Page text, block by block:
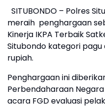
SITUBONDO – Polres
meraih penghargaan
Kinerja IKPA Terbaik
Situbondo kategori
rupiah.
Penghargaan ini
Perbendaharaan
acara FGD evaluasi